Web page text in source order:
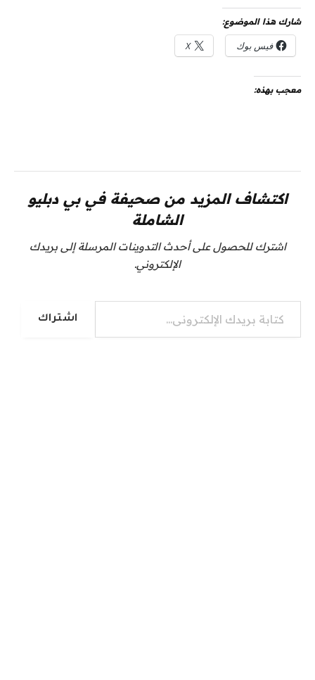
شارك هذا الموضوع:
فيس بوك X
معجب بهذه:
اكتشاف المزيد من صحيفة في بي دبليو
الشاملة
اشترك للحصول على أحدث التدوينات المرسلة إلى بريدك
الإلكتروني.
كتابة بريدك الإلكتروني...
اشتراك